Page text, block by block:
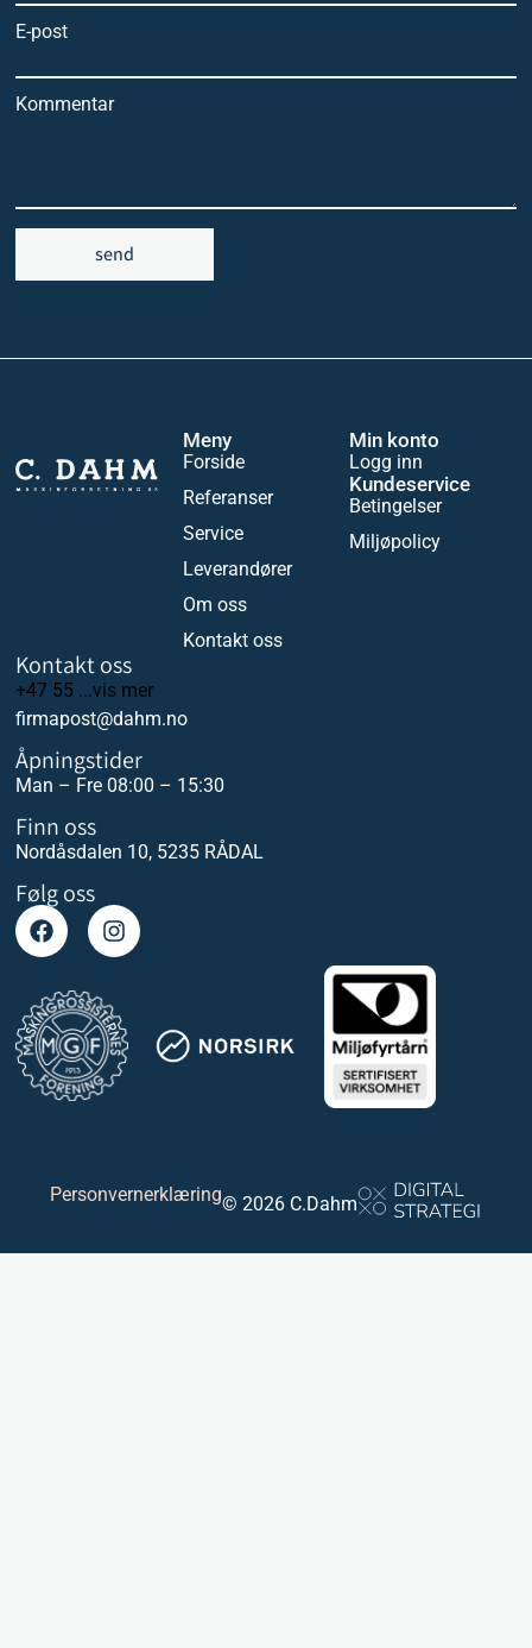
E-post
Kommentar
send
Meny
Forside
Referanser
Service
Leverandører
Om oss
Kontakt oss
Min konto
Logg inn
Kundeservice
Betingelser
Miljøpolicy
Kontakt oss
+47 55 ...vis mer
firmapost@dahm.no
Åpningstider
Man – Fre 08:00 – 15:30
Finn oss
Nordåsdalen 10, 5235 RÅDAL
Følg oss
Personvernerklæring© 2026 C.Dahm